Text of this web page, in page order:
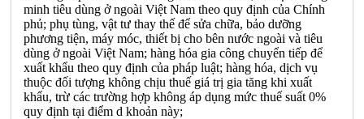
minh tiêu dùng ở ngoài Việt Nam theo quy định của Chính
phủ; phụ tùng, vật tư thay thế để sửa chữa, bảo dưỡng
phương tiện, máy móc, thiết bị cho bên nước ngoài và tiêu
dùng ở ngoài Việt Nam; hàng hóa gia công chuyển tiếp để
xuất khẩu theo quy định của pháp luật; hàng hóa, dịch vụ
thuộc đối tượng không chịu thuế giá trị gia tăng khi xuất
khẩu, trừ các trường hợp không áp dụng mức thuế suất 0%
quy định tại điểm d khoản này;